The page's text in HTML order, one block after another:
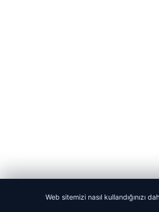
© 2026 Haber Nerede
Web sitemizi nasıl kullandığınızı